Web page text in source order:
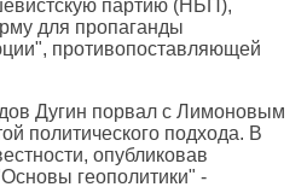
партию (НБП),
для пропаганды
противопоставляющей
Дугин порвал с Лимоновым
политического подхода. В
опубликовав
геополитики" -